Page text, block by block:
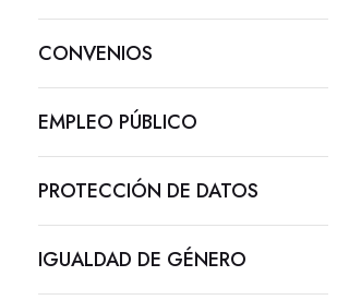
CONVENIOS
EMPLEO PÚBLICO
PROTECCIÓN DE DATOS
IGUALDAD DE GÉNERO